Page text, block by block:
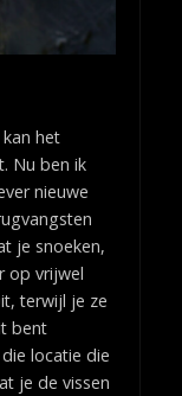
het
Nu ben ik
nieuwe
je snoeken,
op vrijwel
terwijl je ze
bent
locatie die
je de vissen